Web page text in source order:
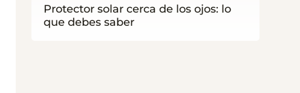
Protector solar cerca de los ojos: lo
que debes saber